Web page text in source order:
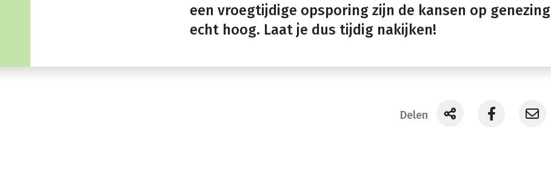
een vroegtijdige opsporing zijn de kansen op genezing
echt hoog. Laat je dus tijdig nakijken!
Delen